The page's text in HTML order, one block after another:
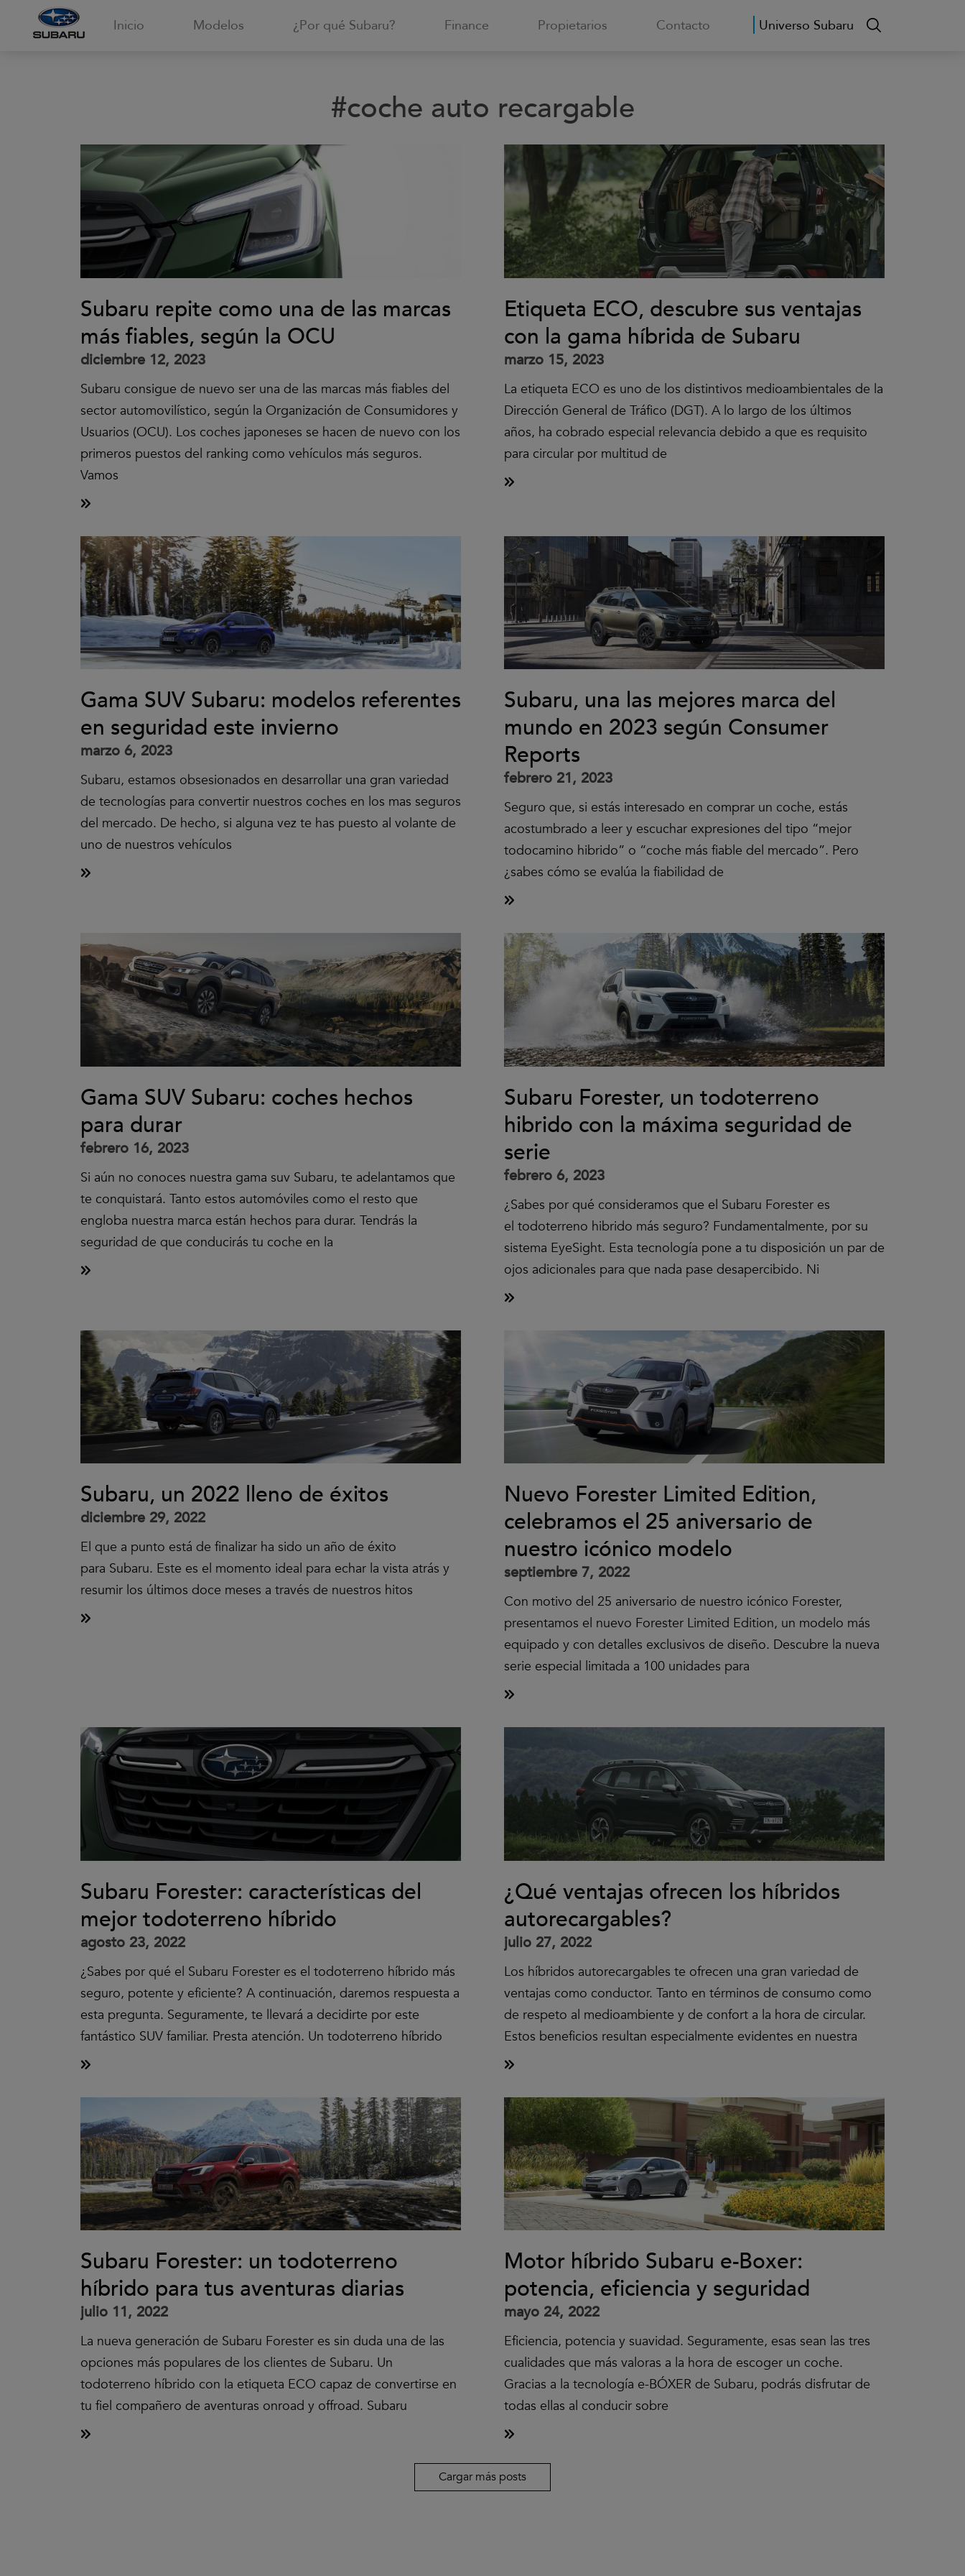
Inicio Modelos ¿Por qué Subaru? Finance Propietarios Contacto Universo Subaru
#coche auto recargable
Subaru repite como una de las marcas
más fiables, según la OCU
diciembre 12, 2023
Subaru consigue de nuevo ser una de las marcas más fiables del
sector automovilístico, según la Organización de Consumidores y
Usuarios (OCU). Los coches japoneses se hacen de nuevo con los
primeros puestos del ranking como vehículos más seguros.
Vamos
Etiqueta ECO, descubre sus ventajas
con la gama híbrida de Subaru
marzo 15, 2023
La etiqueta ECO es uno de los distintivos medioambientales de la
Dirección General de Tráfico (DGT). A lo largo de los últimos
años, ha cobrado especial relevancia debido a que es requisito
para circular por multitud de
Gama SUV Subaru: modelos referentes
en seguridad este invierno
marzo 6, 2023
Subaru, estamos obsesionados en desarrollar una gran variedad
de tecnologías para convertir nuestros coches en los mas seguros
del mercado. De hecho, si alguna vez te has puesto al volante de
uno de nuestros vehículos
Subaru, una las mejores marca del
mundo en 2023 según Consumer
Reports
febrero 21, 2023
Seguro que, si estás interesado en comprar un coche, estás
acostumbrado a leer y escuchar expresiones del tipo “mejor
todocamino hibrido” o “coche más fiable del mercado”. Pero
¿sabes cómo se evalúa la fiabilidad de
Gama SUV Subaru: coches hechos
para durar
febrero 16, 2023
Si aún no conoces nuestra gama suv Subaru, te adelantamos que
te conquistará. Tanto estos automóviles como el resto que
engloba nuestra marca están hechos para durar. Tendrás la
seguridad de que conducirás tu coche en la
Subaru Forester, un todoterreno
hibrido con la máxima seguridad de
serie
febrero 6, 2023
¿Sabes por qué consideramos que el Subaru Forester es
el todoterreno hibrido más seguro? Fundamentalmente, por su
sistema EyeSight. Esta tecnología pone a tu disposición un par de
ojos adicionales para que nada pase desapercibido. Ni
Subaru, un 2022 lleno de éxitos
diciembre 29, 2022
El que a punto está de finalizar ha sido un año de éxito
para Subaru. Este es el momento ideal para echar la vista atrás y
resumir los últimos doce meses a través de nuestros hitos
Nuevo Forester Limited Edition,
celebramos el 25 aniversario de
nuestro icónico modelo
septiembre 7, 2022
Con motivo del 25 aniversario de nuestro icónico Forester,
presentamos el nuevo Forester Limited Edition, un modelo más
equipado y con detalles exclusivos de diseño. Descubre la nueva
serie especial limitada a 100 unidades para
Subaru Forester: características del
mejor todoterreno híbrido
agosto 23, 2022
¿Sabes por qué el Subaru Forester es el todoterreno híbrido más
seguro, potente y eficiente? A continuación, daremos respuesta a
esta pregunta. Seguramente, te llevará a decidirte por este
fantástico SUV familiar. Presta atención. Un todoterreno híbrido
¿Qué ventajas ofrecen los híbridos
autorecargables?
julio 27, 2022
Los híbridos autorecargables te ofrecen una gran variedad de
ventajas como conductor. Tanto en términos de consumo como
de respeto al medioambiente y de confort a la hora de circular.
Estos beneficios resultan especialmente evidentes en nuestra
Subaru Forester: un todoterreno
híbrido para tus aventuras diarias
julio 11, 2022
La nueva generación de Subaru Forester es sin duda una de las
opciones más populares de los clientes de Subaru. Un
todoterreno híbrido con la etiqueta ECO capaz de convertirse en
tu fiel compañero de aventuras onroad y offroad. Subaru
Motor híbrido Subaru e-Boxer:
potencia, eficiencia y seguridad
mayo 24, 2022
Eficiencia, potencia y suavidad. Seguramente, esas sean las tres
cualidades que más valoras a la hora de escoger un coche.
Gracias a la tecnología e-BÓXER de Subaru, podrás disfrutar de
todas ellas al conducir sobre
Cargar más posts